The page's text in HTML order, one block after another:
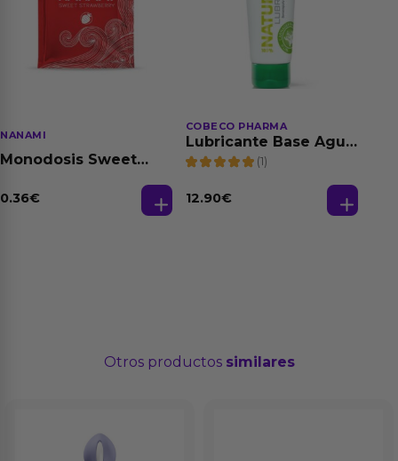
NANAMI
Monodosis Sweet
0.36€
COBECO PHARMA
Lubricante Base Agua
100% Natural 125 ml
(1)
12.90€
Otros productos similares